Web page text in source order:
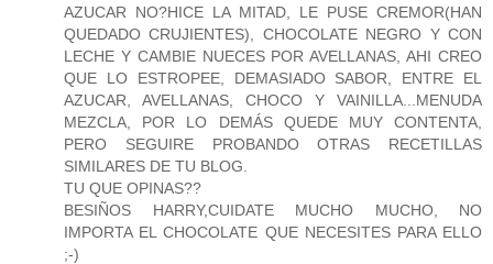
AZUCAR NO?HICE LA MITAD, LE PUSE CREMOR(HAN
QUEDADO CRUJIENTES), CHOCOLATE NEGRO Y CON
LECHE Y CAMBIE NUECES POR AVELLANAS, AHI CREO
QUE LO ESTROPEE, DEMASIADO SABOR, ENTRE EL
AZUCAR, AVELLANAS, CHOCO Y VAINILLA...MENUDA
MEZCLA, POR LO DEMÁS QUEDE MUY CONTENTA,
PERO SEGUIRE PROBANDO OTRAS RECETILLAS
SIMILARES DE TU BLOG.
TU QUE OPINAS??
BESIÑOS HARRY,CUIDATE MUCHO MUCHO, NO
IMPORTA EL CHOCOLATE QUE NECESITES PARA ELLO
;-)